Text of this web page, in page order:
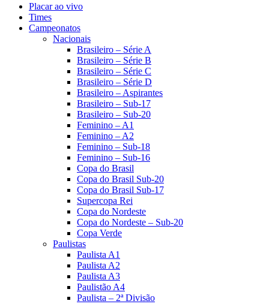
Placar ao vivo
Times
Campeonatos
Nacionais
Brasileiro – Série A
Brasileiro – Série B
Brasileiro – Série C
Brasileiro – Série D
Brasileiro – Aspirantes
Brasileiro – Sub-17
Brasileiro – Sub-20
Feminino – A1
Feminino – A2
Feminino – Sub-18
Feminino – Sub-16
Copa do Brasil
Copa do Brasil Sub-20
Copa do Brasil Sub-17
Supercopa Rei
Copa do Nordeste
Copa do Nordeste – Sub-20
Copa Verde
Paulistas
Paulista A1
Paulista A2
Paulista A3
Paulistão A4
Paulista – 2ª Divisão